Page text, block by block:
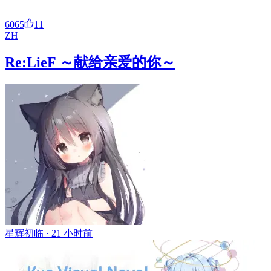
6065
11
ZH
Re:LieF ～献给亲爱的你～
星辉初临 · 21 小时前